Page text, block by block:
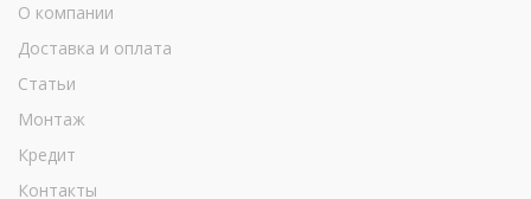
О компании
Доставка и оплата
Статьи
Монтаж
Кредит
Контакты